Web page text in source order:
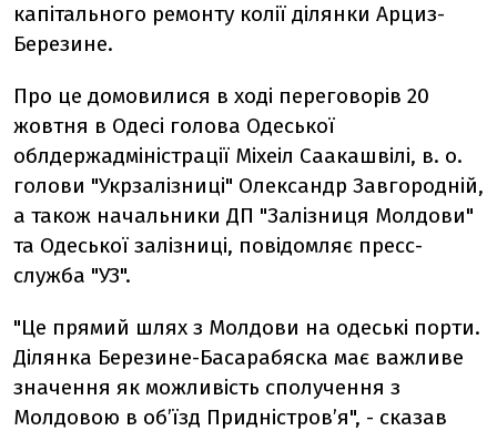
капітального ремонту колії ділянки Арциз-
Березине.
Про це домовилися в ході переговорів 20
жовтня в Одесі голова Одеської
облдержадміністрації Міхеіл Саакашвілі, в. о.
голови "Укрзалізниці" Олександр Завгородній,
а також начальники ДП "Залізниця Молдови"
та Одеської залізниці, повідомляє пресс-
служба "УЗ".
"Це прямий шлях з Молдови на одеські порти.
Ділянка Березине-Басарабяска має важливе
значення як можливість сполучення з
Молдовою в об’їзд Придністров’я", - сказав